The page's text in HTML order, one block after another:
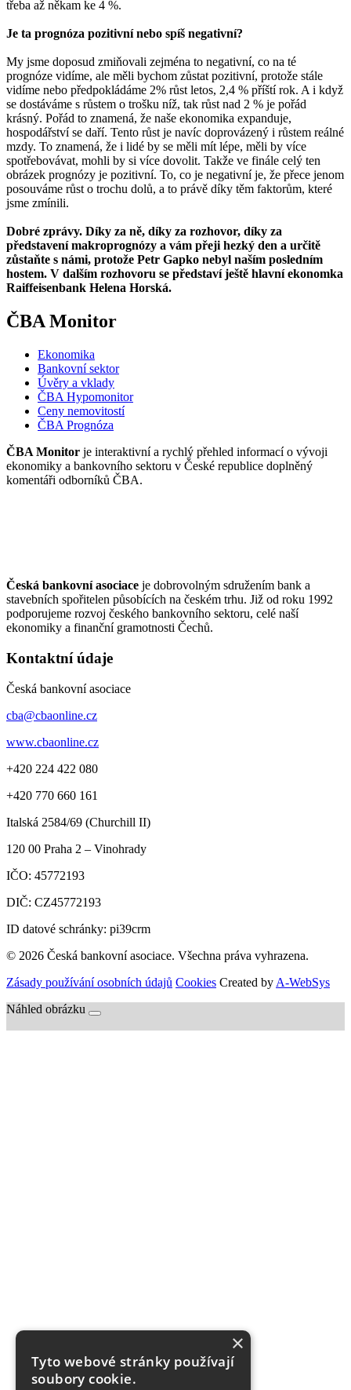
třeba až někam ke 4 %.
Je ta prognóza pozitivní nebo spíš negativní?
My jsme doposud zmiňovali zejména to negativní, co na té
prognóze vidíme, ale měli bychom zůstat pozitivní, protože stále
vidíme nebo předpokládáme 2% růst letos, 2,4 % příští rok. A i když
se dostáváme s růstem o trošku níž, tak růst nad 2 % je pořád
krásný. Pořád to znamená, že naše ekonomika expanduje,
hospodářství se daří. Tento růst je navíc doprovázený i růstem reálné
mzdy. To znamená, že i lidé by se měli mít lépe, měli by více
spotřebovávat, mohli by si více dovolit. Takže ve finále celý ten
obrázek prognózy je pozitivní. To, co je negativní je, že přece jenom
posouváme růst o trochu dolů, a to právě díky těm faktorům, které
jsme zmínili.
Dobré zprávy. Díky za ně, díky za rozhovor, díky za
představení makroprognózy a vám přeji hezký den a určitě
zůstaňte s námi, protože Petr Gapko nebyl naším posledním
hostem. V dalším rozhovoru se představí ještě hlavní ekonomka
Raiffeisenbank Helena Horská.
ČBA Monitor
Ekonomika
Bankovní sektor
Úvěry a vklady
ČBA Hypomonitor
Ceny nemovitostí
ČBA Prognóza
ČBA Monitor je interaktivní a rychlý přehled informací o vývoji
ekonomiky a bankovního sektoru v České republice doplněný
komentáři odborníků ČBA.
Česká bankovní asociace je dobrovolným sdružením bank a
stavebních spořitelen působících na českém trhu. Již od roku 1992
podporujeme rozvoj českého bankovního sektoru, celé naší
ekonomiky a finanční gramotnosti Čechů.
Kontaktní údaje
Česká bankovní asociace
cba@cbaonline.cz
www.cbaonline.cz
+420 224 422 080
+420 770 660 161
Italská 2584/69 (Churchill II)
120 00 Praha 2 – Vinohrady
IČO: 45772193
DIČ: CZ45772193
ID datové schránky: pi39crm
© 2026 Česká bankovní asociace. Všechna práva vyhrazena.
Zásady používání osobních údajů Cookies Created by A-WebSys
Náhled obrázku
×
Tyto webové stránky používají
soubory cookie.